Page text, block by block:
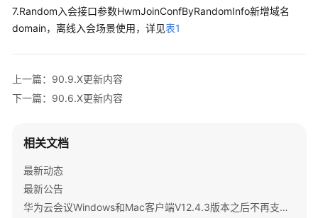
会
南
研
讨
用
户
7.Random入会接口参数HwmJoinConfByRandomInfo新增域名
domain，离线入会场景使用，详见表1
上一篇：90.9.X更新内容
下一篇：90.6.X更新内容
相关文档
最新动态
最新公告
华为云会议Windows和Mac客户端V12.4.3版本之后不再支持IdeaShare投屏公告